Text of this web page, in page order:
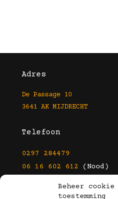
Beheer cookie
toestemming
Adres
De Passage 10
3641 AK MIJDRECHT
Telefoon
0297 284479
06 16 602 612 (Nood)